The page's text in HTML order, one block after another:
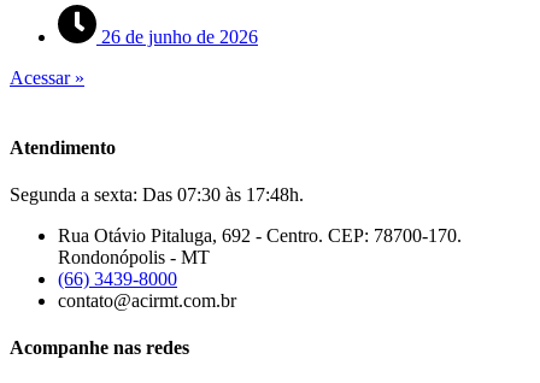
26 de junho de 2026
Acessar »
Atendimento
Segunda a sexta: Das 07:30 às 17:48h.
Rua Otávio Pitaluga, 692 - Centro. CEP: 78700-170.
Rondonópolis - MT
(66) 3439-8000
contato@acirmt.com.br
Acompanhe nas redes